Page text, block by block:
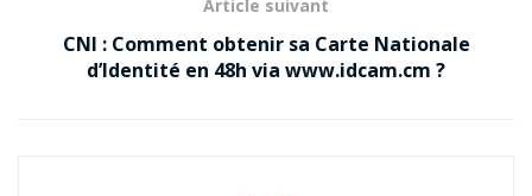
Article suivant
CNI : Comment obtenir sa Carte Nationale
d’Identité en 48h via www.idcam.cm ?